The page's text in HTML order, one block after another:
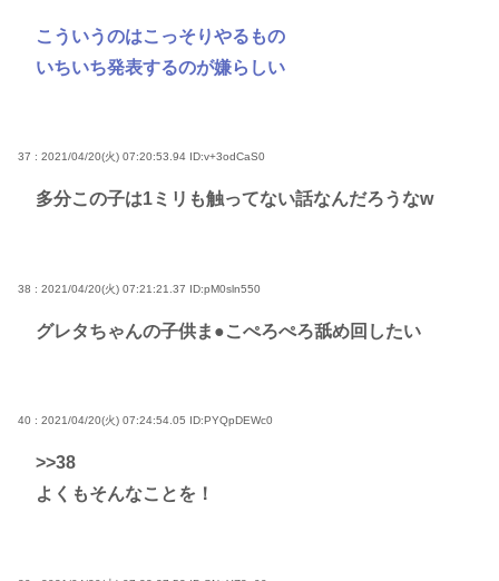
こういうのはこっそりやるもの
いちいち発表するのが嫌らしい
37 : 2021/04/20(火) 07:20:53.94 ID:v+3odCaS0
多分この子は1ミリも触ってない話なんだろうなw
38 : 2021/04/20(火) 07:21:21.37 ID:pM0sln550
グレタちゃんの子供ま●こぺろぺろ舐め回したい
40 : 2021/04/20(火) 07:24:54.05 ID:PYQpDEWc0
>>38
よくもそんなことを！